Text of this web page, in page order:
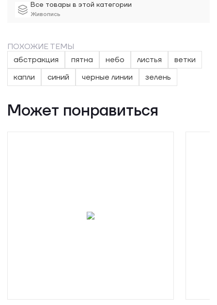
Все товары в этой категории
Живопись
ПОХОЖИЕ ТЕМЫ
абстракция
пятна небо листья
ветки
капли
синий черные линии зелень
Может понравиться